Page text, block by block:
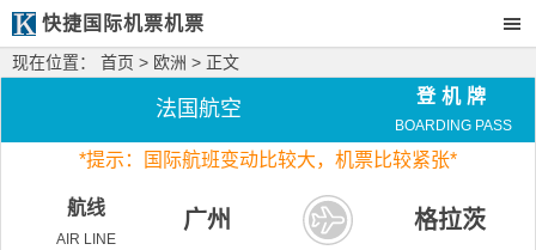
快捷国际机票机票
现在位置： 首页 > 欧洲 > 正文
法国航空
登机牌
BOARDING PASS
*提示：国际航班变动比较大， 机票比较紧张*
航线
AIR LINE
广州 格拉茨